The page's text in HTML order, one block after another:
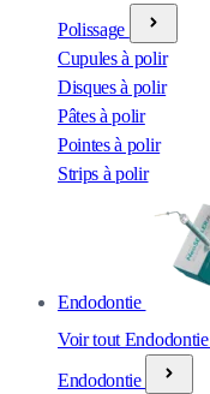
Polissage
Cupules à polir
Disques à polir
Pâtes à polir
Pointes à polir
Strips à polir
Endodontie
Voir tout Endodontie
Endodontie